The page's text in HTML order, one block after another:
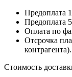
Предоплата
Предоплата
Оплата по
Отсрочка
контрагента).
Стоимость